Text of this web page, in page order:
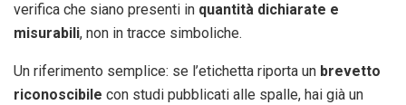
verifica che siano presenti in quantità dichiarate e
misurabili, non in tracce simboliche.
Un riferimento semplice: se l’etichetta riporta un brevetto
riconoscibile con studi pubblicati alle spalle, hai già un